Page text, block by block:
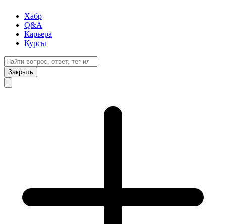
Хабр
Q&A
Карьера
Курсы
Закрыть